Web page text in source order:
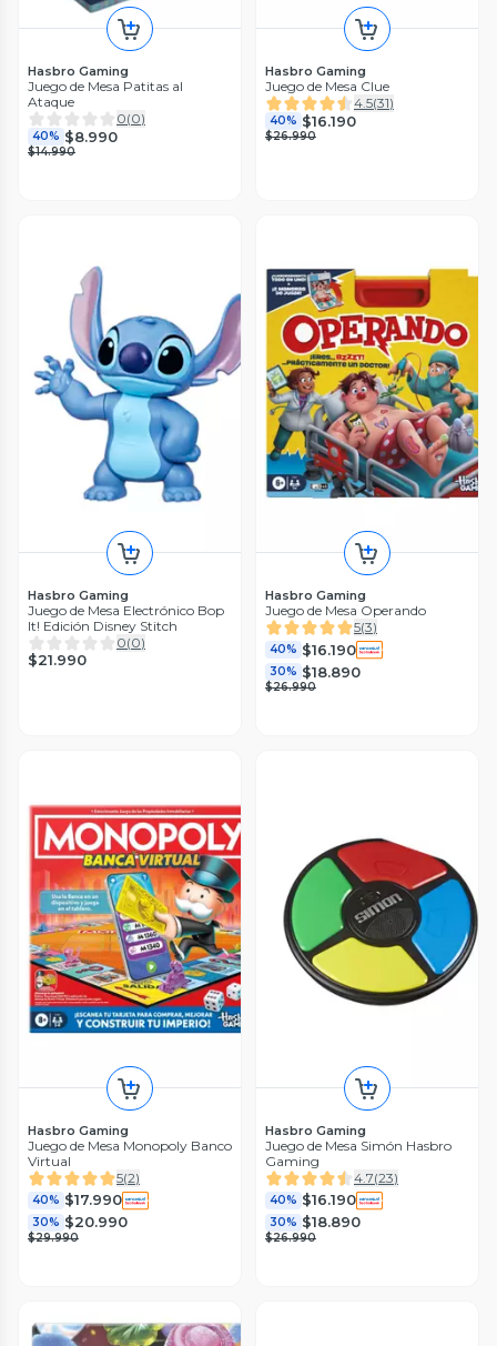
Hasbro Gaming
Juego de Mesa Patitas al
Ataque
0(0)
40% $8.990
$14.990
Hasbro Gaming
Juego de Mesa Clue
4.5(31)
40% $16.190
$26.990
Hasbro Gaming
Juego de Mesa Electrónico Bop
It! Edición Disney Stitch
0(0)
$21.990
Hasbro Gaming
Juego de Mesa Operando
5(3)
40% $16.190
30% $18.890
$26.990
Hasbro Gaming
Juego de Mesa Monopoly Banco
Virtual
5(2)
40% $17.990
30% $20.990
$29.990
Hasbro Gaming
Juego de Mesa Simón Hasbro
Gaming
4.7(23)
40% $16.190
30% $18.890
$26.990